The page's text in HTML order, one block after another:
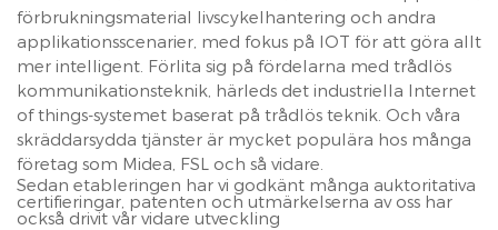
förbrukningsmaterial livscykelhantering och andra
applikationsscenarier, med fokus på IOT för att göra allt
mer intelligent. Förlita sig på fördelarna med trådlös
kommunikationsteknik, härleds det industriella Internet
of things-systemet baserat på trådlös teknik. Och våra
skräddarsydda tjänster är mycket populära hos många
företag som Midea, FSL och så vidare.
Sedan etableringen har vi godkänt många auktoritativa
certifieringar, patenten och utmärkelserna av oss har
också drivit vår vidare utveckling